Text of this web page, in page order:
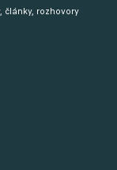
články, rozhovory